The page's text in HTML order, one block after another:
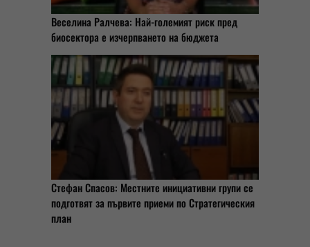
Веселина Ралчева: Най-големият риск пред
биосектора е изчерпването на бюджета
Стефан Спасов: Местните инициативни групи се
подготвят за първите приеми по Стратегическия
план